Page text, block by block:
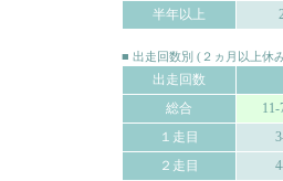
半年以上
■ 出走回数別 (２ヵ月以上休
出走回数
総合
11-
１走目
２走目